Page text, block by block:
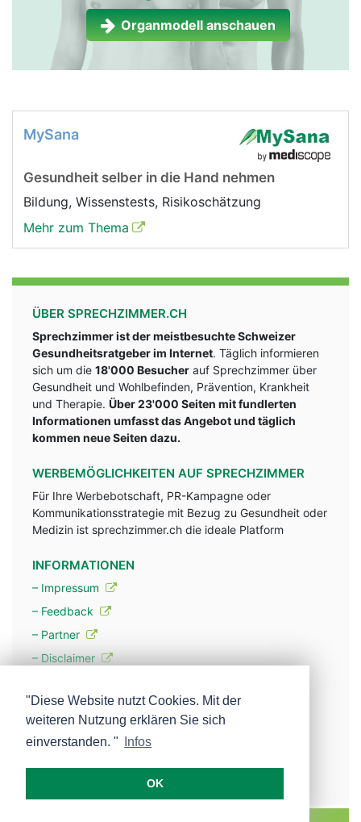
Organmodell anschauen
MySana
Gesundheit selber in die Hand nehmen
Bildung, Wissenstests, Risikoschätzung
Mehr zum Thema
ÜBER SPRECHZIMMER.CH
Sprechzimmer ist der meistbesuchte Schweizer
Gesundheitsratgeber im Internet. Täglich informieren
sich um die 18'000 Besucher auf Sprechzimmer über
Gesundheit und Wohlbefinden, Prävention, Krankheit
und Therapie. Über 23'000 Seiten mit fundlerten
Informationen umfasst das Angebot und täglich
kommen neue Seiten dazu.
WERBEMÖGLICHKEITEN AUF SPRECHZIMMER
Für Ihre Werbebotschaft, PR-Kampagne oder
Kommunikationsstrategie mit Bezug zu Gesundheit oder
Medizin ist sprechzimmer.ch die ideale Platform
INFORMATIONEN
– Impressum
– Feedback
– Partner
– Disclaimer
– Werbung
– Mehr über unsere Experten
"Diese Website nutzt Cookies. Mit der
weiteren Nutzung erklären Sie sich
einverstanden. "
Infos
OK